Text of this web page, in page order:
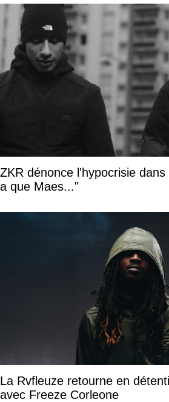
ZKR dénonce l'hypocrisie
a que Maes..."
La Rvfleuze retourne en
avec Freeze Corleone